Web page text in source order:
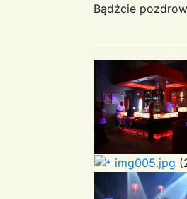
Bądźcie
img005.jpg